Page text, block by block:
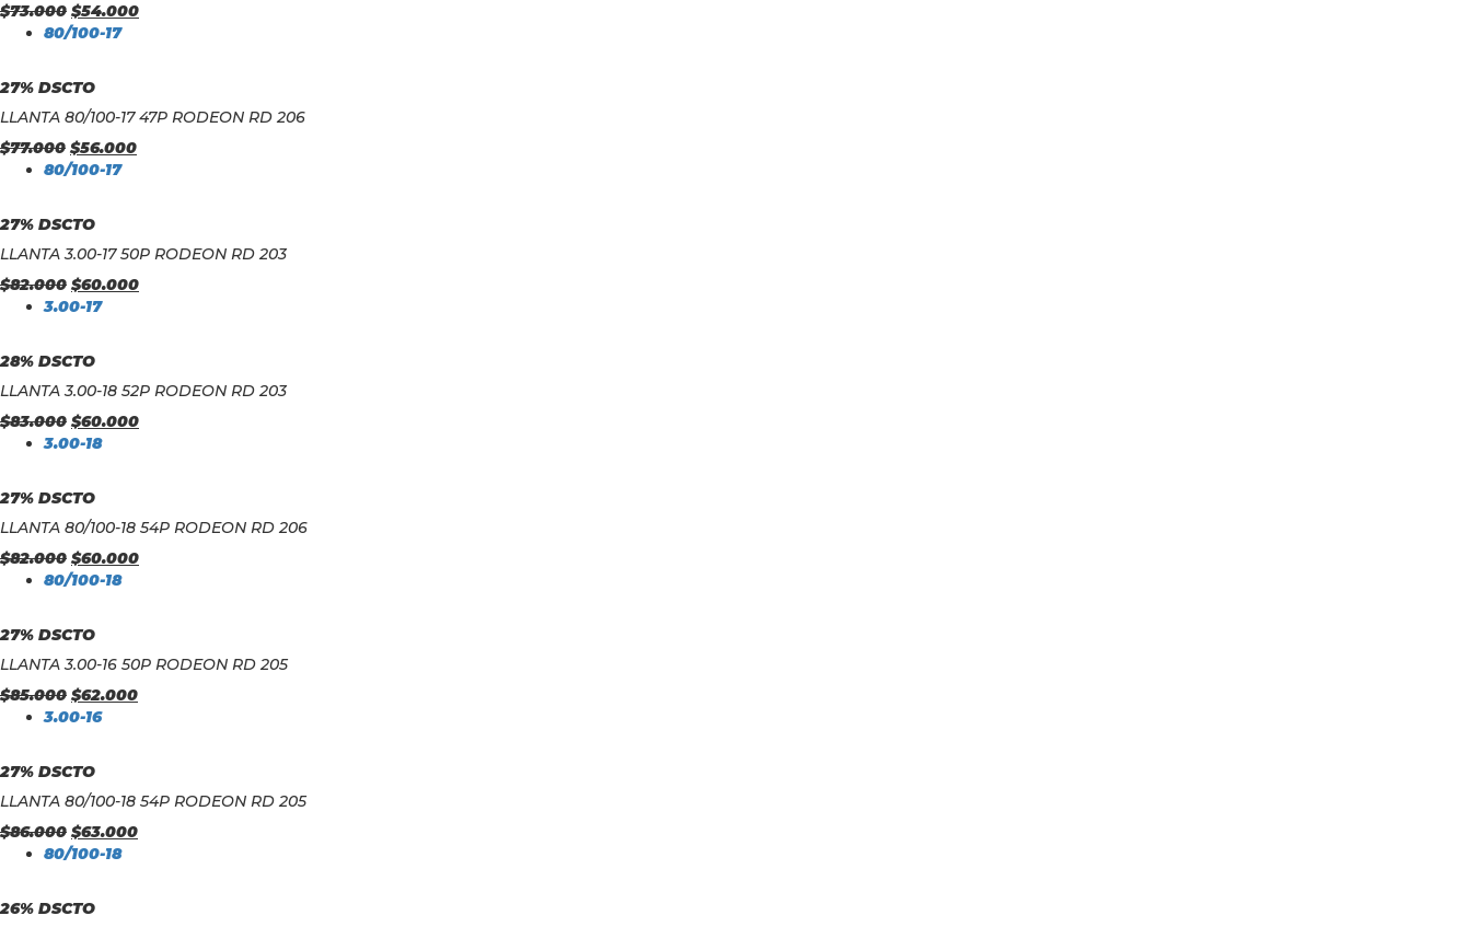
$73.000 $54.000
80/100-17
27% DSCTO
LLANTA 80/100-17 47P RODEON RD 206
$77.000 $56.000
80/100-17
27% DSCTO
LLANTA 3.00-17 50P RODEON RD 203
$82.000 $60.000
3.00-17
28% DSCTO
LLANTA 3.00-18 52P RODEON RD 203
$83.000 $60.000
3.00-18
27% DSCTO
LLANTA 80/100-18 54P RODEON RD 206
$82.000 $60.000
80/100-18
27% DSCTO
LLANTA 3.00-16 50P RODEON RD 205
$85.000 $62.000
3.00-16
27% DSCTO
LLANTA 80/100-18 54P RODEON RD 205
$86.000 $63.000
80/100-18
26% DSCTO